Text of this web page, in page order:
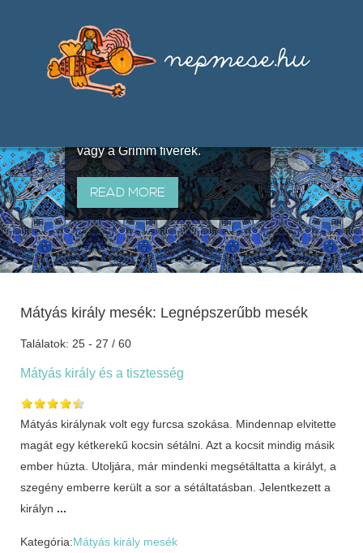
útján terjedő elbeszélésekből,
melyeket olyan ismert gyűjtők
állítottak össze, mint Benedek
vagy a Grimm fivérek.
READ MORE
Mátyás király mesék: Legnépszerűbb mesék
Találatok: 25 - 27 / 60
Mátyás király és a tisztesség
Mátyás királynak volt egy furcsa szokása. Mindennap elvitette
magát egy kétkerekű kocsin sétálni. Azt a kocsit mindig másik
ember húzta. Utoljára, már mindenki megsétáltatta a királyt, a
szegény emberre került a sor a sétáltatásban. Jelentkezett a
királyn ...
Kategória:Mátyás király mesék